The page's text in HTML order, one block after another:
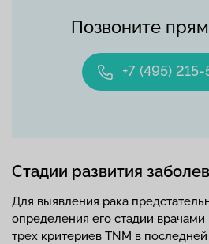
Позвоните
+7 (495)
Стадии развития
Для выявления рака
определения его стадии врачами
трех критериев TNM в